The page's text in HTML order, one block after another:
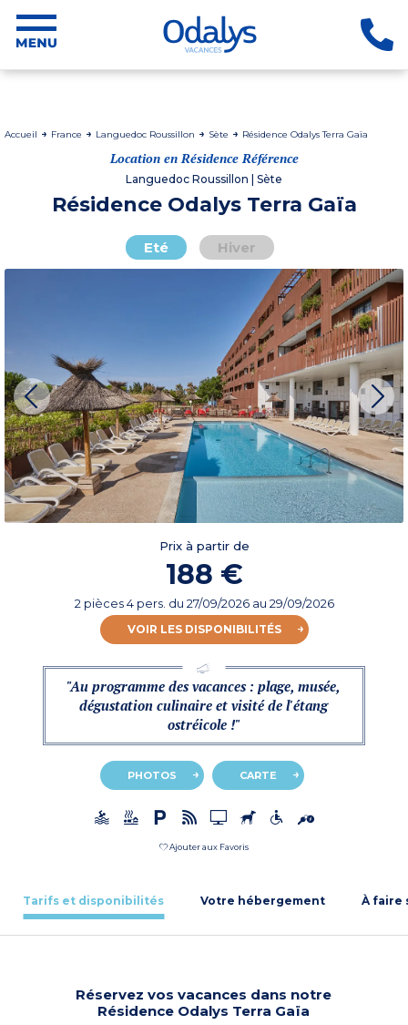
Accueil France Languedoc Roussillon Sète Résidence Odalys Terra Gaïa
Location en Résidence Référence
Languedoc Roussillon | Sète
Résidence Odalys Terra Gaïa
Eté Hiver
Prix à partir de
188 €
2 pièces 4 pers. du 27/09/2026au 29/09/2026
VOIR LES DISPONIBILITÉS
"Au programme des vacances : plage, musée,
dégustation culinaire et visité de l'étang
ostréicole !"
PHOTOS CARTE
Ajouter aux Favoris
Tarifs et disponibilités Votre hébergement À faire
Réservez vos vacances dans notre
Résidence Odalys Terra Gaïa